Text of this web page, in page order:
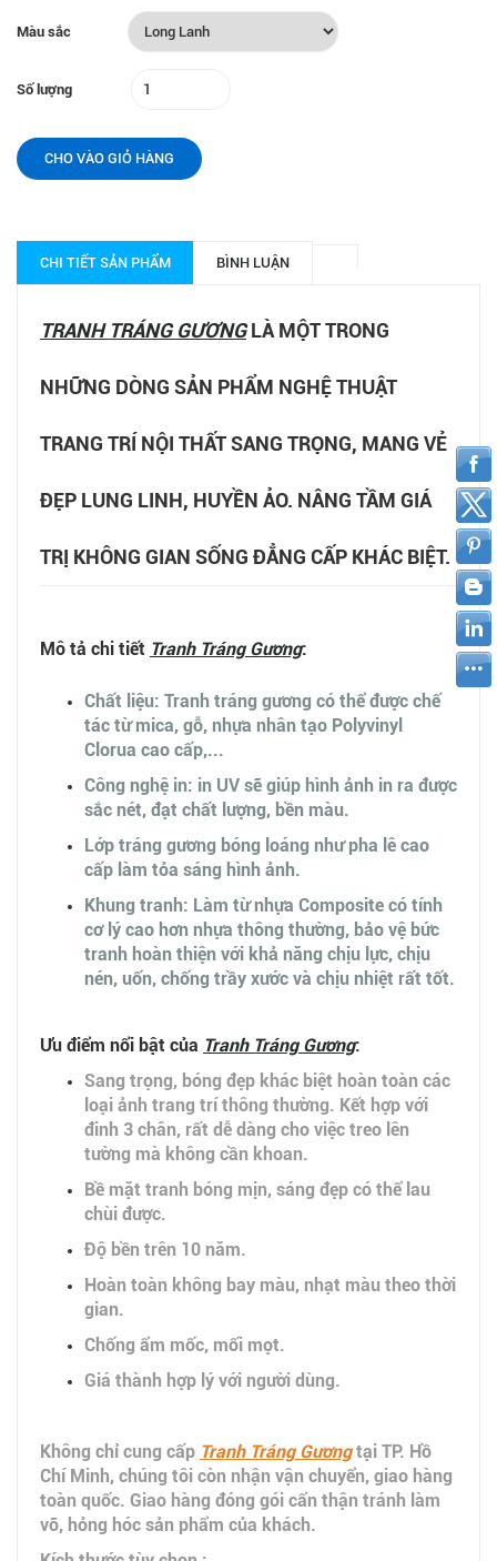
Màu sắc
Số lượng
CHO VÀO GIỎ HÀNG
CHI TIẾT SẢN PHẨM BÌNH LUẬN
TRANH TRÁNG GƯƠNGLÀ MỘT TRONG
NHỮNG DÒNG SẢN PHẨM NGHỆ THUẬT
TRANG TRÍ NỘI THẤT SANG TRỌNG, MANG VẺ
ĐẸP LUNG LINH, HUYỀN ẢO. NÂNG TẦM GIÁ
TRỊ KHÔNG GIAN SỐNG ĐẲNG CẤP KHÁC BIỆT.
Mô tả chi tiết Tranh Tráng Gương:
Chất liệu: Tranh tráng gương có thể được chế
tác từ mica, gỗ, nhựa nhân tạo Polyvinyl
Clorua cao cấp,...
Công nghệ in: in UV sẽ giúp hình ảnh in ra được
sắc nét, đạt chất lượng, bền màu.
Lớp tráng gương bóng loáng như pha lê cao
cấp làm tỏa sáng hình ảnh.
Khung tranh: Làm từ nhựa Composite có tính
cơ lý cao hơn nhựa thông thường, bảo vệ bức
tranh hoàn thiện với khả năng chịu lực, chịu
nén, uốn, chống trầy xước và chịu nhiệt rất tốt.
Ưu điểm nổi bật của Tranh Tráng Gương:
Sang trọng, bóng đẹp khác biệt hoàn toàn các
loại ảnh trang trí thông thường. Kết hợp với
đinh 3 chân, rất dễ dàng cho việc treo lên
tường mà không cần khoan.
Bề mặt tranh bóng mịn, sáng đẹp có thể lau
chùi được.
Độ bền trên 10 năm.
Hoàn toàn không bay màu, nhạt màu theo thời
gian.
Chống ẩm mốc, mối mọt.
Giá thành hợp lý với người dùng.
Không chỉ cung cấp Tranh Tráng Gương tại TP. Hồ
Chí Minh, chúng tôi còn nhận vận chuyển, giao hàng
toàn quốc. Giao hàng đóng gói cẩn thận tránh làm
vỡ, hỏng hóc sản phẩm của khách.